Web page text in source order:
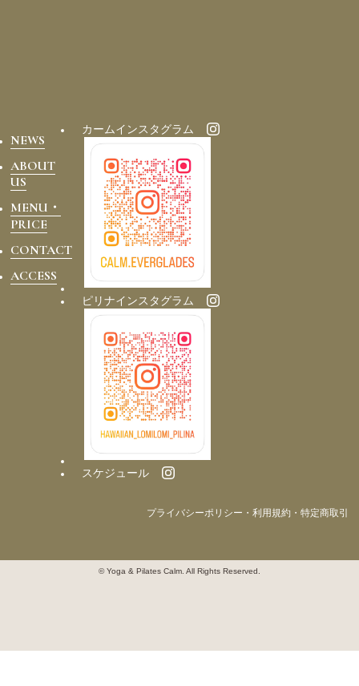
NEWS
ABOUT
US
MENU・
PRICE
CONTACT
ACCESS
カームインスタグラム
ピリナインスタグラム
スケジュール
プライバシーポリシー・利用規約・特定商取引
© Yoga & Pilates Calm. All Rights Reserved.